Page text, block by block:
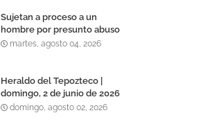
Sujetan a proceso a un
hombre por presunto abuso
sexual en Tepoztlán
martes, agosto 04, 2026
Heraldo del Tepozteco |
domingo, 2 de junio de 2026
domingo, agosto 02, 2026